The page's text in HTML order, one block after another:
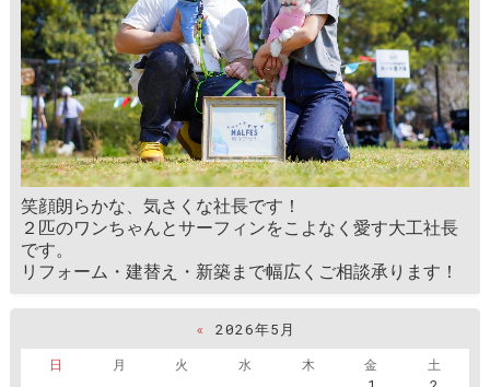
笑顔朗らかな、気さくな社長です！
２匹のワンちゃんとサーフィンをこよなく愛す大工社長
です。
リフォーム・建替え・新築まで幅広くご相談承ります！
« 2026年5月
日
月 火 水 木 金
土